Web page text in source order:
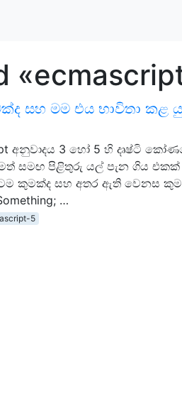
සහ මම එය භාවිතා කළ
අනුවාදය 3 හෝ 5 හි දෘෂ්ටි
සමඟ පිළිතුරු යල් පැන ගිය එකක්
කුමක්ද සහ අතර ඇති වෙනස
…
5